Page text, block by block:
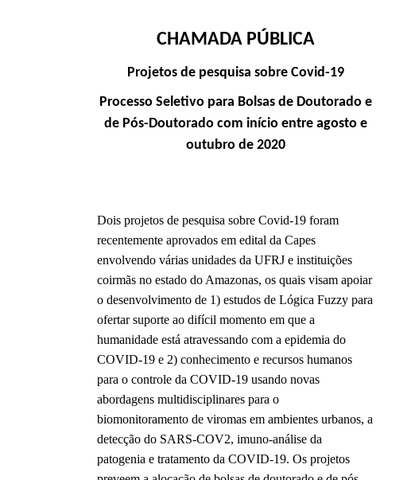
CHAMADA PÚBLICA
Projetos de pesquisa sobre Covid-19
Processo Seletivo para Bolsas de Doutorado e
de Pós-Doutorado com início entre agosto e
outubro de 2020
Dois projetos de pesquisa sobre Covid-19 foram
recentemente aprovados em edital da Capes
envolvendo várias unidades da UFRJ e instituições
coirmãs no estado do Amazonas, os quais visam apoiar
o desenvolvimento de 1) estudos de LógicaFuzzy para
ofertar suporte ao difícil momento em que a
humanidade está atravessando com a epidemia do
COVID-19 e 2) conhecimento e recursos humanos
para o controle da COVID-19 usando novas
abordagens multidisciplinares para o
biomonitoramento de viromas em ambientes urbanos, a
detecção do SARS-COV2, imuno-análise da
patogenia e tratamento da COVID-19. Os projetos